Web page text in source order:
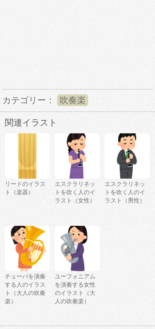
カテゴリー： 吹奏楽
関連イラスト
リードのイラス
ト（楽器）
エスクラリネッ
トを吹く人のイ
ラスト（女性）
エスクラリネッ
トを吹く人のイ
ラスト（男性）
チューバを演奏
する人のイラス
ト（大人の吹奏
楽）
ユーフォニアム
を演奏する女性
のイラスト（大
人の吹奏楽）